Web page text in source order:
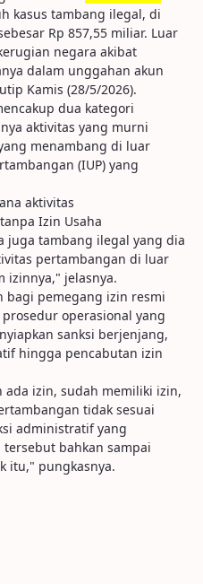
kasus tambang ilegal, di
Rp 857,55 miliar. Luar
negara akibat
dalam unggahan akun
Kamis (28/5/2026).
dua kategori
aktivitas yang murni
menambang di luar
(IUP) yang
aktivitas
Izin Usaha
juga tambang ilegal yang dia
pertambangan di luar
izinnya," jelasnya.
bagi pemegang izin resmi
operasional yang
sanksi berjenjang,
hingga pencabutan izin
ada izin, sudah memiliki izin,
tidak sesuai
administratif yang
bahkan sampai
itu," pungkasnya.